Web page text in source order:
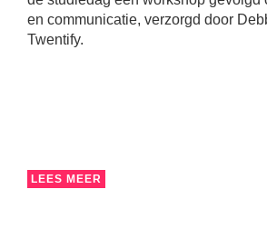
en communicatie, verzorgd door
Twentify.
LEES MEER